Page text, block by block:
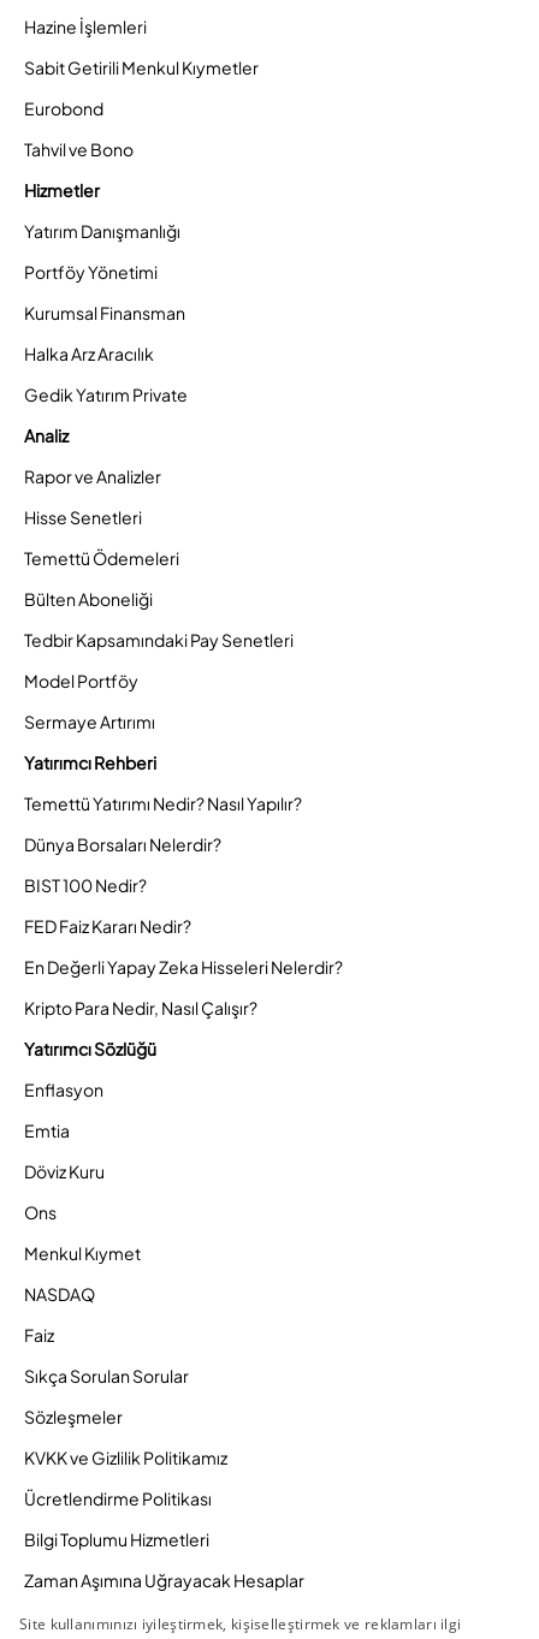
Hazine İşlemleri
Sabit Getirili Menkul Kıymetler
Eurobond
Tahvil ve Bono
Hizmetler
Yatırım Danışmanlığı
Portföy Yönetimi
Kurumsal Finansman
Halka Arz Aracılık
Gedik Yatırım Private
Analiz
Rapor ve Analizler
Hisse Senetleri
Temettü Ödemeleri
Bülten Aboneliği
Tedbir Kapsamındaki Pay Senetleri
Model Portföy
Sermaye Artırımı
Yatırımcı Rehberi
Temettü Yatırımı Nedir? Nasıl Yapılır?
Dünya Borsaları Nelerdir?
BIST 100 Nedir?
FED Faiz Kararı Nedir?
En Değerli Yapay Zeka Hisseleri Nelerdir?
Kripto Para Nedir, Nasıl Çalışır?
Yatırımcı Sözlüğü
Enflasyon
Emtia
Döviz Kuru
Ons
Menkul Kıymet
NASDAQ
Faiz
Sıkça Sorulan Sorular
Sözleşmeler
KVKK ve Gizlilik Politikamız
Ücretlendirme Politikası
Bilgi Toplumu Hizmetleri
Zaman Aşımına Uğrayacak Hesaplar
Duyurular ve Kampanyalar